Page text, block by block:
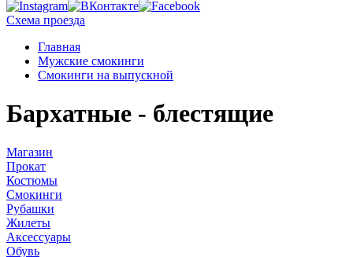
Схема проезда
Главная
Мужские смокинги
Смокинги на выпускной
Бархатные - блестящие
Магазин
Прокат
Костюмы
Смокинги
Рубашки
Жилеты
Аксессуары
Обувь